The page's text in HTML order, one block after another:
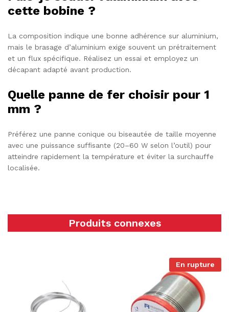
cette bobine ?
La composition indique une bonne adhérence sur aluminium,
mais le brasage d’aluminium exige souvent un prétraitement
et un flux spécifique. Réalisez un essai et employez un
décapant adapté avant production.
Quelle panne de fer choisir pour 1
mm ?
Préférez une panne conique ou biseautée de taille moyenne
avec une puissance suffisante (20–60 W selon l’outil) pour
atteindre rapidement la température et éviter la surchauffe
localisée.
Produits connexes
En rupture